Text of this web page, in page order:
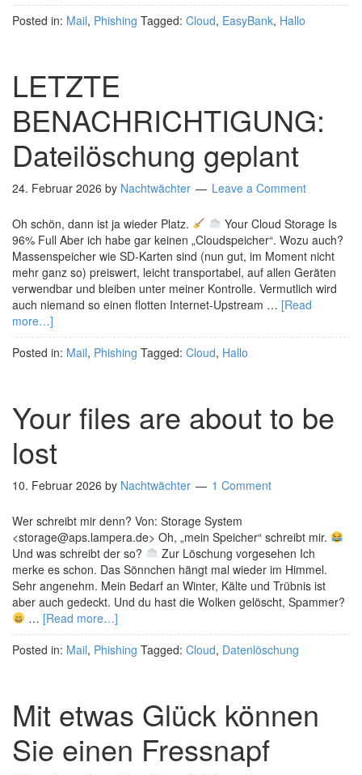
Posted in: Mail, Phishing Tagged: Cloud, EasyBank, Hallo
LETZTE
BENACHRICHTIGUNG:
Dateilöschung geplant
24. Februar 2026 by Nachtwächter Leave a Comment
Oh schön, dann ist ja wieder Platz.
Your Cloud Storage Is
96% Full Aber ich habe gar keinen „Cloudspeicher“. Wozu auch?
Massenspeicher wie SD-Karten sind (nun gut, im Moment nicht
mehr ganz so) preiswert, leicht transportabel, auf allen Geräten
verwendbar und bleiben unter meiner Kontrolle. Vermutlich wird
auch niemand so einen flotten Internet-Upstream … [Read
more…]
Posted in: Mail, Phishing Tagged: Cloud, Hallo
Your files are about to be
lost
10. Februar 2026 by Nachtwächter 1 Comment
Wer schreibt mir denn? Von: Storage System
<storage@aps.lampera.de> Oh, „mein Speicher“ schreibt mir.
Und was schreibt der so?
Zur Löschung vorgesehen Ich
merke es schon. Das Sönnchen hängt mal wieder im Himmel.
Sehr angenehm. Mein Bedarf an Winter, Kälte und Trübnis ist
aber auch gedeckt. Und du hast die Wolken gelöscht, Spammer?
… [Read more…]
Posted in: Mail, Phishing Tagged: Cloud, Datenlöschung
Mit etwas Glück können
Sie einen Fressnapf